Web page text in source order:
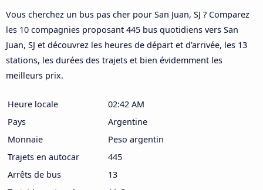
Vous cherchez un bus pas cher pour San Juan, SJ ? Comparez
les 10 compagnies proposant 445 bus quotidiens vers San
Juan, SJ et découvrez les heures de départ et d'arrivée, les 13
stations, les durées des trajets et bien évidemment les
meilleurs prix.
Heure locale
02:42 AM
Pays
Argentine
Monnaie
Peso argentin
Trajets en autocar
445
Arrêts de bus
13